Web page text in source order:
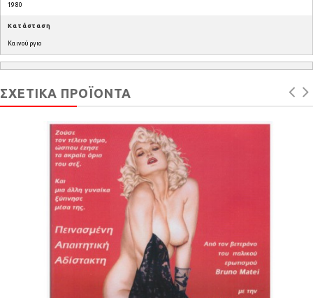
1980
Κατάσταση
Καινούργιο
ΣΧΕΤΙΚΆ ΠΡΟΪΌΝΤΑ